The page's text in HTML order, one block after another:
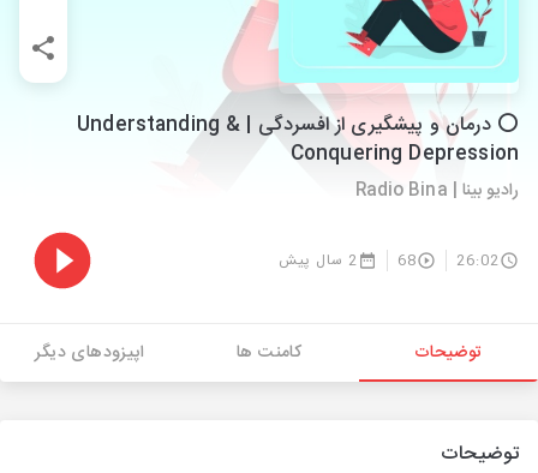
⭕️ درمان و پیشگیری از افسردگی | Understanding &
Conquering Depression
رادیو بینا | Radio Bina
26:02
68 2 سال پیش
توضیحات کامنت ها اپیزودهای دیگر
توضیحات